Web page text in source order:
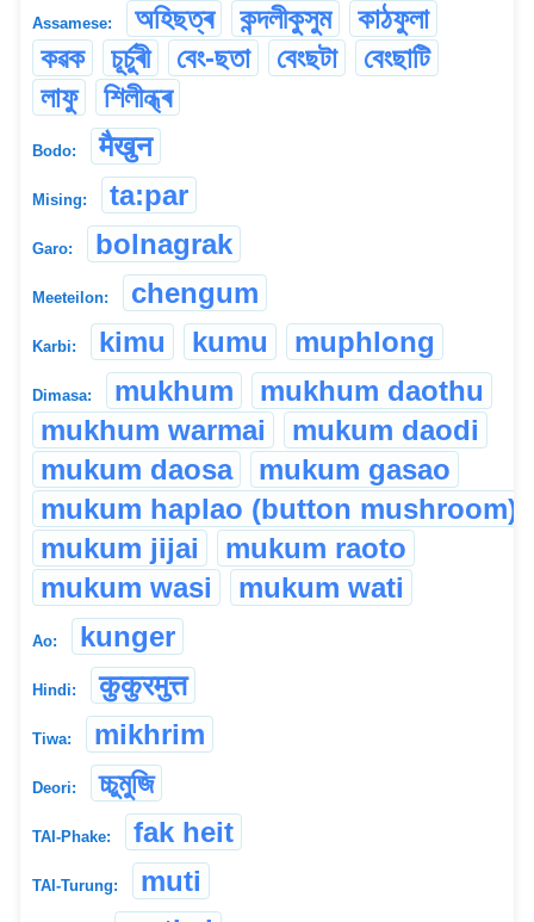
Assamese: অহিছত্ৰ কন্দলীকুসুম
কাঠফুলা
কৱক
চূৰ্চুৰী বেং-ছতা বেংছটা
বেংছাটি
লাফু
শিলীন্ধ্ৰ
Bodo: मैखुन
Mising: ta:par
Garo: bolnagrak
Meeteilon: chengum
Karbi: kimu kumu muphlong
Dimasa: mukhum
mukhum daothu
mukhum warmai
mukum daodi
mukum daosa
mukum gasao
mukum haplao (button mushroom)
mukum jijai
mukum raoto
mukum wasi
mukum wati
Ao: kunger
Hindi: कुकुरमुत्त
Tiwa: mikhrim
Deori: চ্চুমুজি
TAI-Phake: fak heit
TAI-Turung:
muti